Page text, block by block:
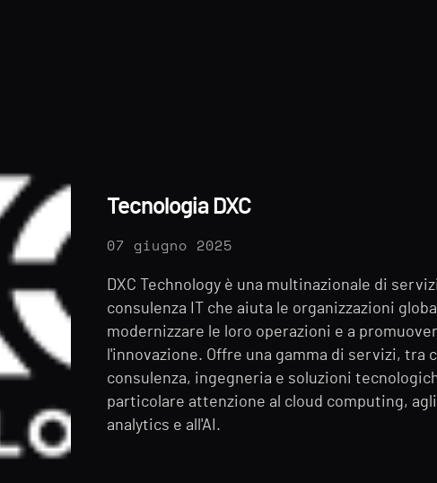
Tecnologia DXC
07 giugno 2025
DXC Technology è una multinazionale di
consulenza IT che aiuta le organizzazioni
modernizzare le loro operazioni e a
l'innovazione. Offre una gamma di servizi, tra
consulenza, ingegneria e soluzioni
particolare attenzione al cloud computing, agli
analytics e all'AI.